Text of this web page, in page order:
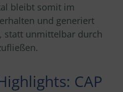
bleibt somit im
und generiert
statt unmittelbar durch
CAP